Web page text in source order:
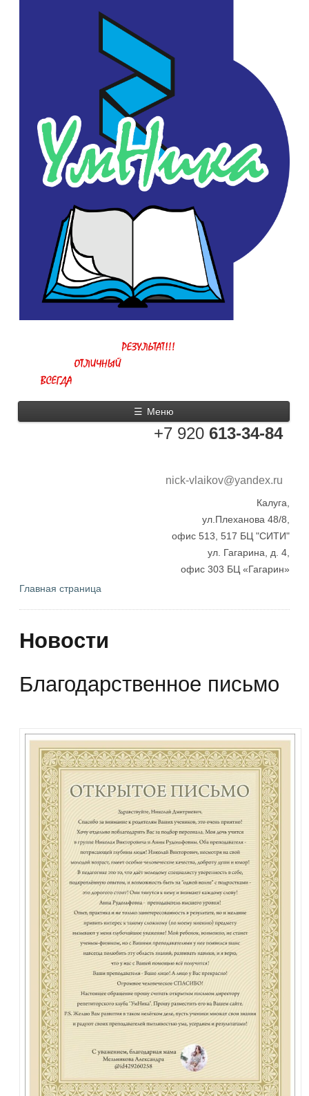
☰ Меню
+7 920 613-34-84
nick-vlaikov@yandex.ru
Калуга,
ул.Плеханова 48/8,
офис 513, 517 БЦ "СИТИ"
ул. Гагарина, д. 4,
офис 303 БЦ «Гагарин»
Главная страница
Новости
Благодарственное письмо